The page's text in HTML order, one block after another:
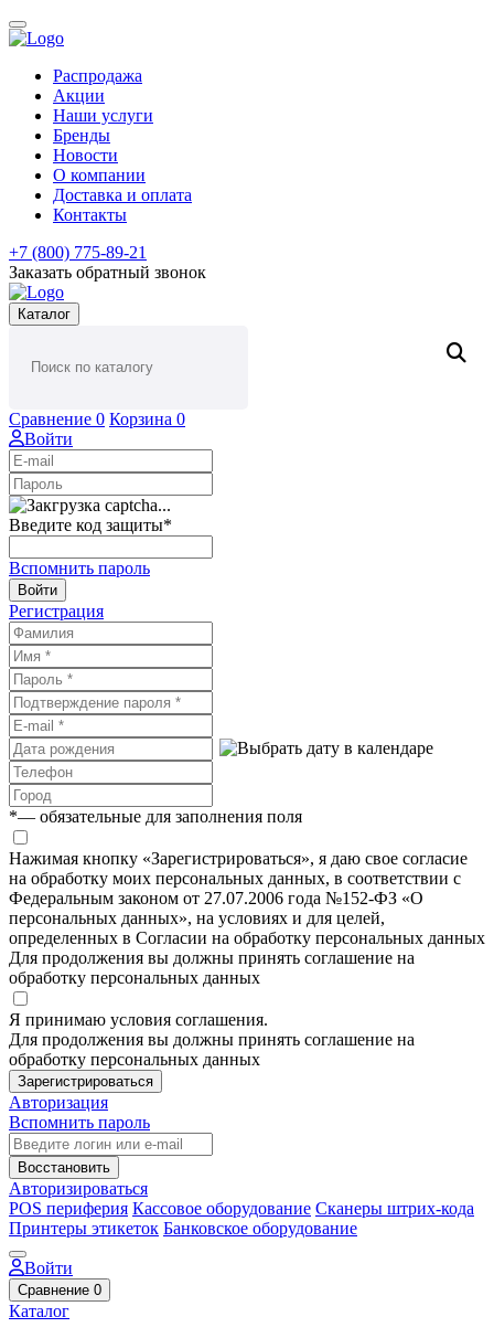
Распродажа
Акции
Наши услуги
Бренды
Новости
О компании
Доставка и оплата
Контакты
+7 (800) 775-89-21
Заказать обратный звонок
Каталог
Сравнение 0 Корзина 0
Войти
Введите код защиты*
Вспомнить пароль
Войти
Регистрация
*— обязательные для заполнения поля
Нажимая кнопку «Зарегистрироваться», я даю свое согласие
на обработку моих персональных данных, в соответствии с
Федеральным законом от 27.07.2006 года №152-ФЗ «О
персональных данных», на условиях и для целей,
определенных в Согласии на обработку персональных данных
Для продолжения вы должны принять соглашение на
обработку персональных данных
Я принимаю условия соглашения.
Для продолжения вы должны принять соглашение на
обработку персональных данных
Зарегистрироваться
Авторизация
Вспомнить пароль
Восстановить
Авторизироваться
POS периферия Кассовое оборудование Сканеры штрих-кода
Принтеры этикеток Банковское оборудование
Войти
Сравнение 0
Каталог